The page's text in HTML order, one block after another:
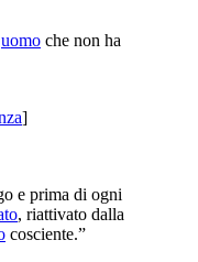
uomo che non ha
]
e prima di ogni
, riattivato dalla
cosciente.”